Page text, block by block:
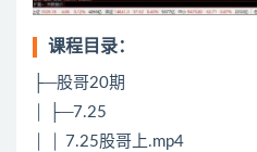
课程目录：
├─股哥20期
│ ├─7.25
│ │ 7.25股哥上.mp4